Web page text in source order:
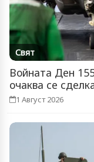
Свят
Войната Ден
очаква се
1 Август 2026